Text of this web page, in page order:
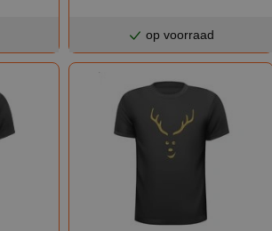
op voorraad